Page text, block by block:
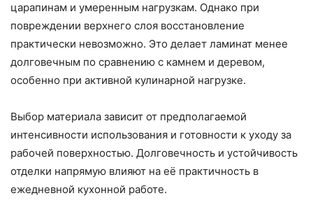
царапинам и умеренным нагрузкам. Однако при
повреждении верхнего слоя восстановление
практически невозможно. Это делает ламинат менее
долговечным по сравнению с камнем и деревом,
особенно при активной кулинарной нагрузке.
Выбор материала зависит от предполагаемой
интенсивности использования и готовности к уходу за
рабочей поверхностью. Долговечность и устойчивость
отделки напрямую влияют на её практичность в
ежедневной кухонной работе.